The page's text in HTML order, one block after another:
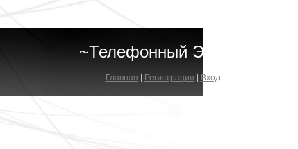
~Телефонный Эфир~
Главная Регистрация Вход